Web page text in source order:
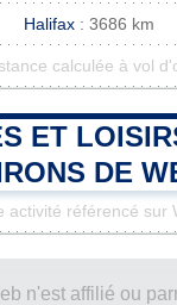
Halifax : 3686 km
calculée à vol
ET
DE
activité référencé sur
n'est affilié ou